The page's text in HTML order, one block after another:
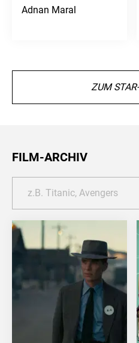
Adnan Maral
ZUM
FILM-ARCHIV